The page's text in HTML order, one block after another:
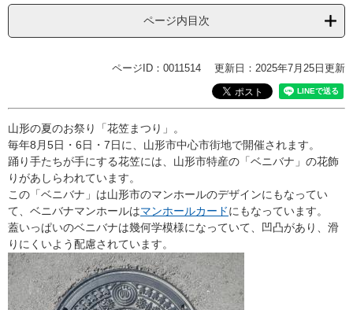
ページ内目次
ページID：0011514 更新日：2025年7月25日更新
山形の夏のお祭り「花笠まつり」。
毎年8月5日・6日・7日に、山形市中心市街地で開催されます。
踊り手たちが手にする花笠には、山形市特産の「ベニバナ」の花飾
りがあしらわれています。
この「ベニバナ」は山形市のマンホールのデザインにもなってい
て、ベニバナマンホールはマンホールカードにもなっています。
蓋いっぱいのベニバナは幾何学模様になっていて、凹凸があり、滑
りにくいよう配慮されています。